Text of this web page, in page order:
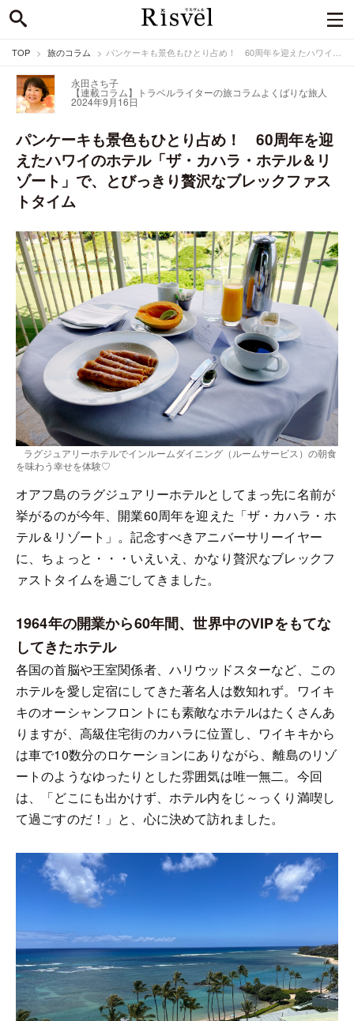
TOP 旅のコラム パンケーキも景色もひとり占め！ 60周年を迎えたハワイのホテル「ザ・カハラ・ホテル＆リゾート」で、とびっきり贅沢なブレックファストタイム
永田さち子
【連載コラム】トラベルライターの旅コラムよくばりな旅人
2024年9月16日
パンケーキも景色もひとり占め！ 60周年を迎
えたハワイのホテル「ザ・カハラ・ホテル＆リ
ゾート」で、とびっきり贅沢なブレックファス
トタイム
ラグジュアリーホテルでインルームダイニング（ルームサービス）の朝食
を味わう幸せを体験♡
オアフ島のラグジュアリーホテルとしてまっ先に名前が
挙がるのが今年、開業60周年を迎えた「ザ・カハラ・ホ
テル＆リゾート」。記念すべきアニバーサリーイヤー
に、ちょっと・・・いえいえ、かなり贅沢なブレックフ
ァストタイムを過ごしてきました。
1964年の開業から60年間、世界中のVIPをもてな
してきたホテル
各国の首脳や王室関係者、ハリウッドスターなど、この
ホテルを愛し定宿にしてきた著名人は数知れず。ワイキ
キのオーシャンフロントにも素敵なホテルはたくさんあ
りますが、高級住宅街のカハラに位置し、ワイキキから
は車で10数分のロケーションにありながら、離島のリゾ
ートのようなゆったりとした雰囲気は唯一無二。今回
は、「どこにも出かけず、ホテル内をじ～っくり満喫し
て過ごすのだ！」と、心に決めて訪れました。